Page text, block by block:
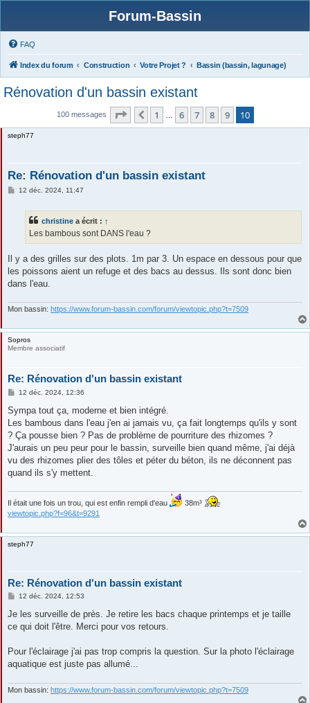
Forum-Bassin
FAQ
Index du forum Construction Votre Projet ? Bassin (bassin, lagunage)
Rénovation d'un bassin existant
100 messages Page 10 sur 10
Précédente
1 6 7 8 9 10
steph77
Re: Rénovation d'un bassin existant
M12 déc. 2024, 11:47
christine a écrit : ↑
Les bambous sont DANS l'eau ?
Il y a des grilles sur des plots. 1m par 3. Un espace en dessous pour que
les poissons aient un refuge et des bacs au dessus. Ils sont donc bien
dans l'eau.
Mon bassin: https://www.forum-bassin.com/forum/viewtopic.php?t=7509
Sopros
Membre associatif
Re: Rénovation d'un bassin existant
M
s
s
a
g
e
12 déc. 2024, 12:36
Sympa tout ça, moderne et bien intégré.
Les bambous dans l'eau j'en ai jamais vu, ça fait longtemps qu'ils y sont
? Ça pousse bien ? Pas de problème de pourriture des rhizomes ?
J'aurais un peu peur pour le bassin, surveille bien quand même, j'ai déjà
vu des rhizomes plier des tôles et péter du béton, ils ne déconnent pas
quand ils s'y mettent.
Il était une fois un trou, qui est enfin rempli d'eau
38m³
viewtopic.php?f=96&t=9291
steph77
Re: Rénovation d'un bassin existant
M
s
a
12 déc. 2024, 12:53
Je les surveille de près. Je retire les bacs chaque printemps et je taille
ce qui doit l'être. Merci pour vos retours.
Pour l'éclairage j'ai pas trop compris la question. Sur la photo l'éclairage
aquatique est juste pas allumé...
Mon bassin: https://www.forum-bassin.com/forum/viewtopic.php?t=7509